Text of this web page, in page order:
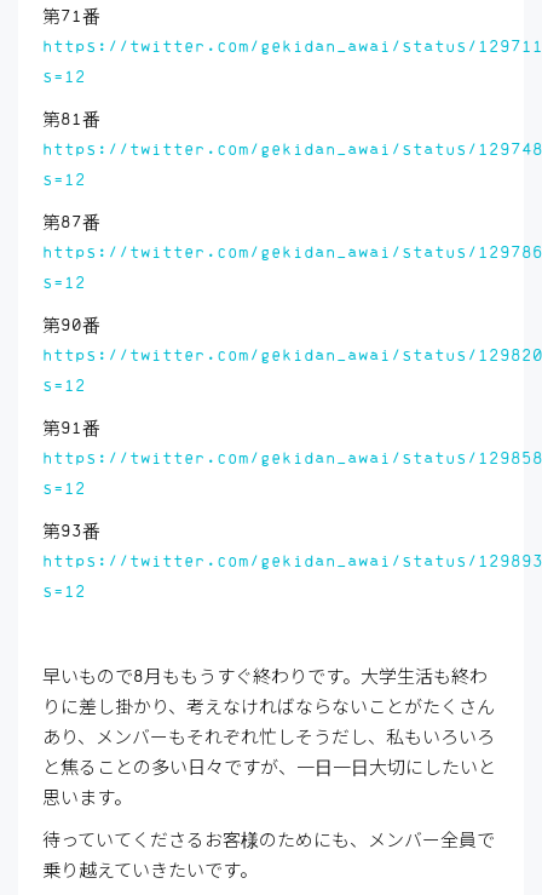
第71番
https://twitter.com/gekidan_awai/status/
s=12
第81番
https://twitter.com/gekidan_awai/status/
s=12
第87番
https://twitter.com/gekidan_awai/status/
s=12
第90番
https://twitter.com/gekidan_awai/status/
s=12
第91番
https://twitter.com/gekidan_awai/status/
s=12
第93番
https://twitter.com/gekidan_awai/status/
s=12
早いもので8月ももうすぐ終わりです。大学生活も終わ
りに差し掛かり、考えなければならないことがたくさん
あり、メンバーもそれぞれ忙しそうだし、私もいろいろ
と焦ることの多い日々ですが、一日一日大切にしたいと
思います。
待っていてくださるお客様のためにも、メンバー全員で
乗り越えていきたいです。